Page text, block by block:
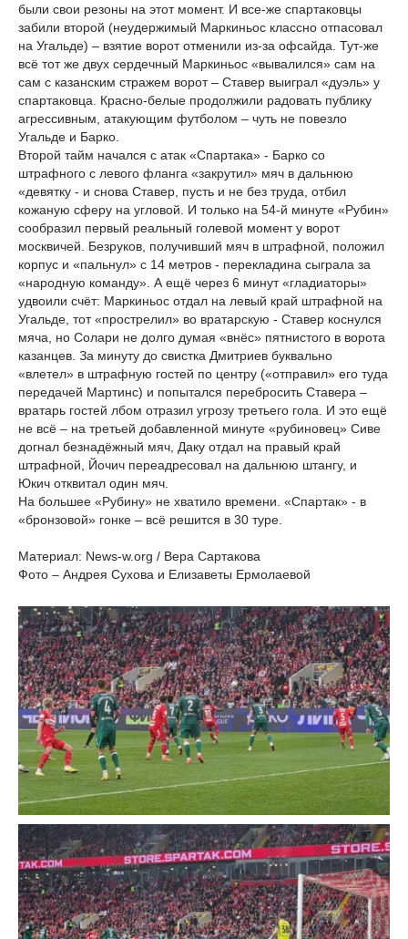
были свои резоны на этот момент. И все-же спартаковцы
забили второй (неудержимый Маркиньос классно отпасовал
на Угальде) – взятие ворот отменили из-за офсайда. Тут-же
всё тот же двух сердечный Маркиньос «вывалился» сам на
сам с казанским стражем ворот – Ставер выиграл «дуэль» у
спартаковца. Красно-белые продолжили радовать публику
агрессивным, атакующим футболом – чуть не повезло
Угальде и Барко.
Второй тайм начался с атак «Спартака» - Барко со
штрафного с левого фланга «закрутил» мяч в дальнюю
«девятку - и снова Ставер, пусть и не без труда, отбил
кожаную сферу на угловой. И только на 54-й минуте «Рубин»
сообразил первый реальный голевой момент у ворот
москвичей. Безруков, получивший мяч в штрафной, положил
корпус и «пальнул» с 14 метров - перекладина сыграла за
«народную команду». А ещё через 6 минут «гладиаторы»
удвоили счёт: Маркиньос отдал на левый край штрафной на
Угальде, тот «прострелил» во вратарскую - Ставер коснулся
мяча, но Солари не долго думая «внёс» пятнистого в ворота
казанцев. За минуту до свистка Дмитриев буквально
«влетел» в штрафную гостей по центру («отправил» его туда
передачей Мартинс) и попытался перебросить Ставера –
вратарь гостей лбом отразил угрозу третьего гола. И это ещё
не всё – на третьей добавленной минуте «рубиновец» Сиве
догнал безнадёжный мяч, Даку отдал на правый край
штрафной, Йочич переадресовал на дальнюю штангу, и
Юкич отквитал один мяч.
На большее «Рубину» не хватило времени. «Спартак» - в
«бронзовой» гонке – всё решится в 30 туре.
Материал: News-w.org / Вера Сартакова
Фото – Андрея Сухова и Елизаветы Ермолаевой